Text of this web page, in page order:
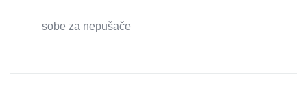
sobe za nepušače